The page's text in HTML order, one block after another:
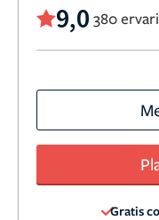
9,0 380
Gratis